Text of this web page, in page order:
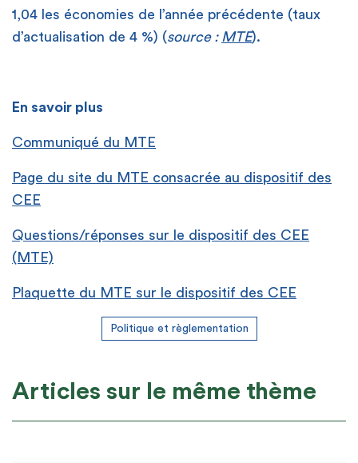
1,04 les économies de l’année précédente (taux
d’actualisation de 4 %) (source : MTE).
En savoir plus
Communiqué du MTE
Page du site du MTE consacrée au dispositif des
CEE
Questions/réponses sur le dispositif des CEE
(MTE)
Plaquette du MTE sur le dispositif des CEE
Politique et règlementation
Articles sur le même thème